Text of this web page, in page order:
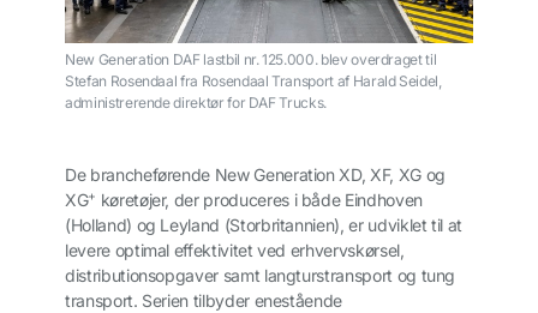
New Generation DAF lastbil nr. 125.000. blev overdraget til
Stefan Rosendaal fra Rosendaal Transport af Harald Seidel,
administrerende direktør for DAF Trucks.
De brancheførende New Generation XD, XF, XG og
XG+ køretøjer, der produceres i både Eindhoven
(Holland) og Leyland (Storbritannien), er udviklet til at
levere optimal effektivitet ved erhvervskørsel,
distributionsopgaver samt langturstransport og tung
transport. Serien tilbyder enestående